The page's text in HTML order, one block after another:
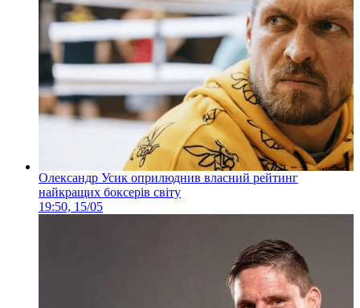
Олександр Усик оприлюднив власний рейтинг
найкращих боксерів світу
19:50, 15/05